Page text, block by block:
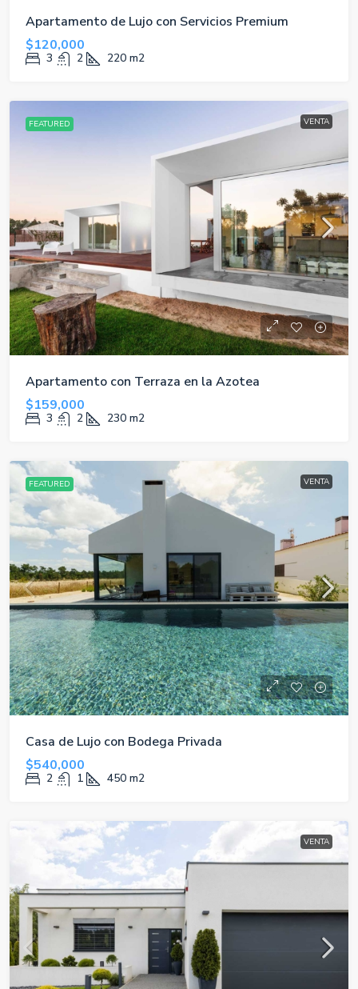
Apartamento de Lujo con Servicios Premium
$120,000
3 2 220 m2
FEATURED VENTA
Apartamento con Terraza en la Azotea
$159,000
3 2 230 m2
FEATURED VENTA
Casa de Lujo con Bodega Privada
$540,000
2 1 450 m2
VENTA